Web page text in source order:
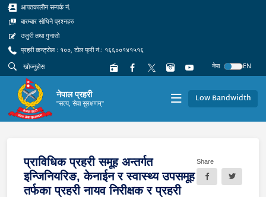
आपतकालीन सम्पर्क नं.
बारम्बार सोधिने प्रश्नहरु
उजुरी तथा गुनासो
प्रहरी कन्ट्रोल : १००, टोल फ्री नं.: १६६००१४१५१६
नेपा
EN
नेपाल प्रहरी
"सत्य, सेवा सुरक्षणम्" Low Bandwidth
प्राविधिक प्रहरी समूह अन्तर्गत
इन्जिनियरिङ, केनाईन र स्वास्थ्य उपसमूह
तर्फका प्रहरी नायव निरीक्षक र प्रहरी
Share